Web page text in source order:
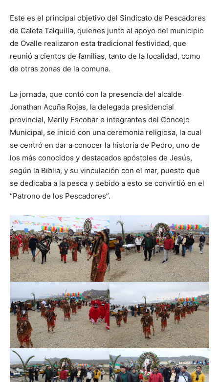
Este es el principal objetivo del Sindicato de Pescadores
de Caleta Talquilla, quienes junto al apoyo del municipio
de Ovalle realizaron esta tradicional festividad, que
reunió a cientos de familias, tanto de la localidad, como
de otras zonas de la comuna.
La jornada, que contó con la presencia del alcalde
Jonathan Acuña Rojas, la delegada presidencial
provincial, Marily Escobar e integrantes del Concejo
Municipal, se inició con una ceremonia religiosa, la cual
se centró en dar a conocer la historia de Pedro, uno de
los más conocidos y destacados apóstoles de Jesús,
según la Biblia, y su vinculación con el mar, puesto que
se dedicaba a la pesca y debido a esto se convirtió en el
“Patrono de los Pescadores”.